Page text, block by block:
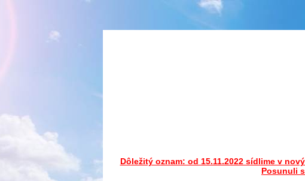
Dôležitý oznam: od 15.11.2022 sídlime v
Posunuli